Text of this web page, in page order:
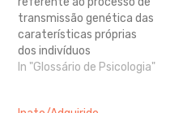
transmissão genética das
caraterísticas próprias
dos indivíduos
progenitores aos seus
In "Glossário de Psicologia"